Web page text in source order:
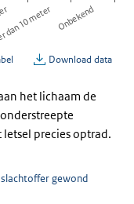
het lichaam de
precies optrad.